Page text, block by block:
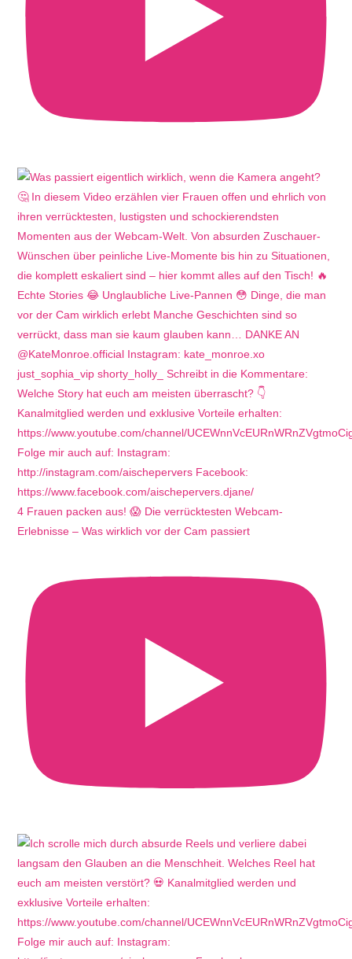
4 Frauen packen aus! 😱 Die verrücktesten Webcam-
Erlebnisse – Was wirklich vor der Cam passiert